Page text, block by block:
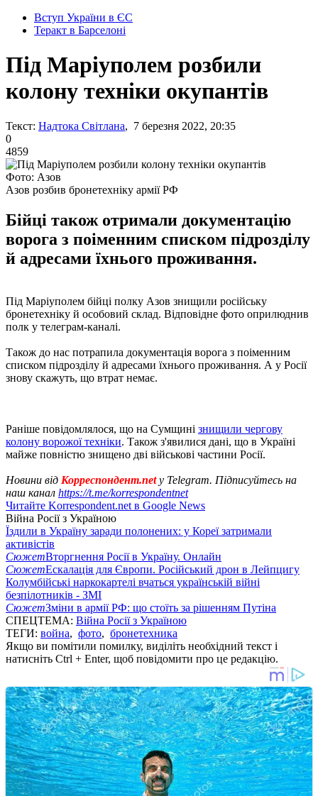
Вступ України в ЄС
Теракт в Барселоні
Під Маріуполем розбили
колону техніки окупантів
Текст: Надтока Світлана, 7 березня 2022, 20:35
0
4859
Фото: Азов
Азов розбив бронетехніку армії РФ
Бійці також отримали документацію
ворога з поіменним списком підрозділу
й адресами їхнього проживання.
Під Маріуполем бійці полку Азов знищили російську
бронетехніку й особовий склад. Відповідне фото оприлюднив
полк у телеграм-каналі.
Також до нас потрапила документація ворога з поіменним
списком підрозділу й адресами їхнього проживання. А у Росії
знову скажуть, що втрат немає.
Раніше повідомлялося, що на Сумщині знищили чергову
колону ворожої техніки. Також з'явилися дані, що в Україні
майже повністю знищено дві військові частини Росії.
Новини від Корреспондент.netу Telegram. Підписуйтесь на
наш канал https://t.me/korrespondentnet
Читайте Korrespondent.net в Google News
Війна Росії з Україною
Їздили в Україну заради полонених: у Кореї затримали
активістів
СюжетВторгнення Росії в Україну. Онлайн
СюжетЕскалація для Європи. Російський дрон в Лейпцигу
Колумбійські наркокартелі вчаться українській війні
безпілотників - ЗМІ
СюжетЗміни в армії РФ: що стоїть за рішенням Путіна
СПЕЦТЕМА: Війна Росії з Україною
ТЕГИ: война, фото, бронетехника
Якщо ви помітили помилку, виділіть необхідний текст і
натисніть Ctrl + Enter, щоб повідомити про це редакцію.